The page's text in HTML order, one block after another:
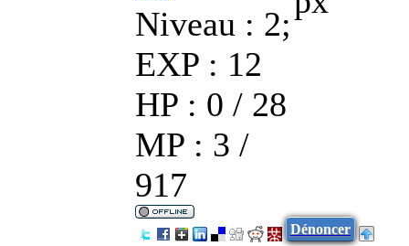
Niveau : 2;
EXP : 12
HP : 0 / 28
MP : 3 /
917
Dénoncer